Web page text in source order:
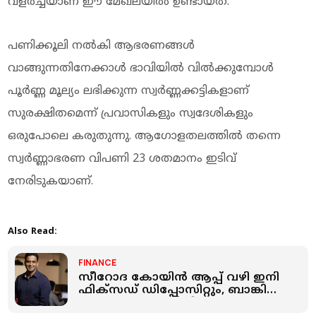
പണിക്കൂലി നൽകി ആഭരണങ്ങൾ
വാങ്ങുന്നതിനേക്കാൾ ഭാവിയിൽ വിൽക്കുമ്പോൾ
പൂർണ്ണ മൂല്യം ലഭിക്കുന്ന സ്വർണ്ണക്കട്ടികളാണ്
സുരക്ഷിതമെന്ന് പ്രവാസികളും സ്വദേശികളും
ഒരുപോലെ കരുതുന്നു. ആഗോളതലത്തിൽ തന്നെ
സ്വർണ്ണാഭരണ വിപണി 23 ശതമാനം ഇടിവ്
നേരിടുകയാണ്.
Also Read:
FINANCE
സീറോദ കോയിൻ ആപ്പ് വഴി ഇനി
ഫിക്സഡ് ഡിപ്പോസിറ്റും, ബാങ്കിൽ